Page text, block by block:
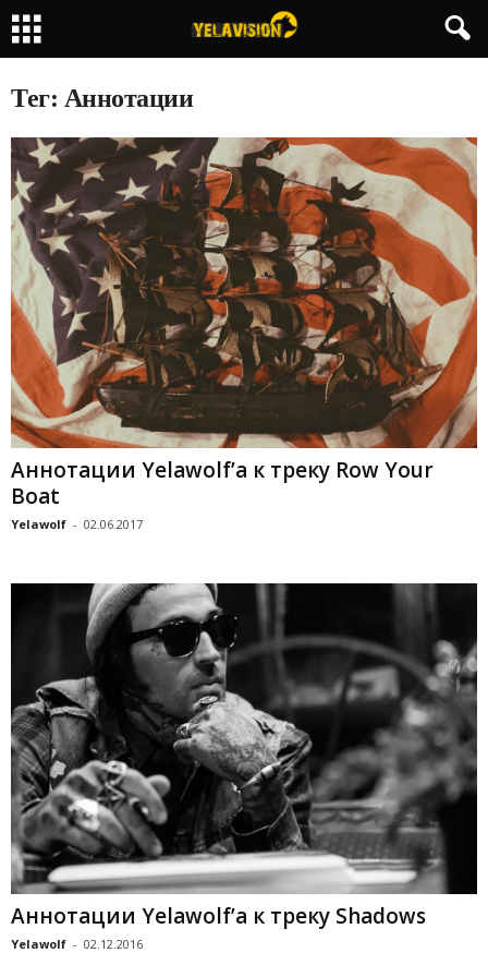
Тег: Аннотации
Аннотации Yelawolf’а к треку Row Your
Boat
Yelawolf - 02.06.2017
Аннотации Yelawolf’а к треку Shadows
Yelawolf - 02.12.2016